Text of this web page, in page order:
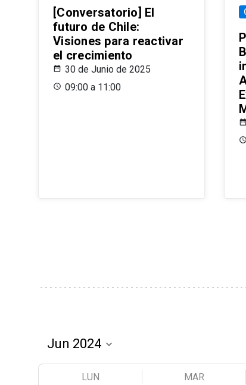
[Conversatorio] El
futuro de Chile:
Visiones para reactivar
el crecimiento
30 de Junio de 2025
09:00 a 11:00
LUN MAR